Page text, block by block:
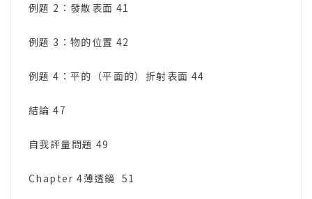
例題 2：發散表面 41
例題 3：物的位置 42
例題 4：平的（平面的）折射表面 44
結論 47
自我評量問題 49
Chapter 4薄透鏡 51